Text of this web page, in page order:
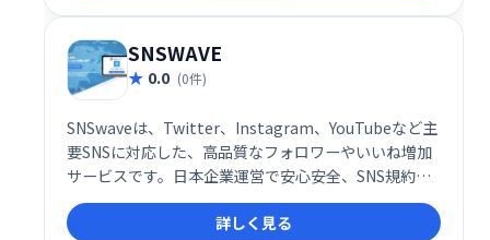
SNSWAVE
0.0 (0件)
SNSwaveは、Twitter、Instagram、YouTubeなど主
要SNSに対応した、高品質なフォロワーやいいね増加
サービスです。日本企業運営で安心安全、SNS規約を
遵守しているのでアカウント凍結の心配もありませ
ん。ワンクリックで簡単に注文でき、自然なフォロワ
詳しく見る